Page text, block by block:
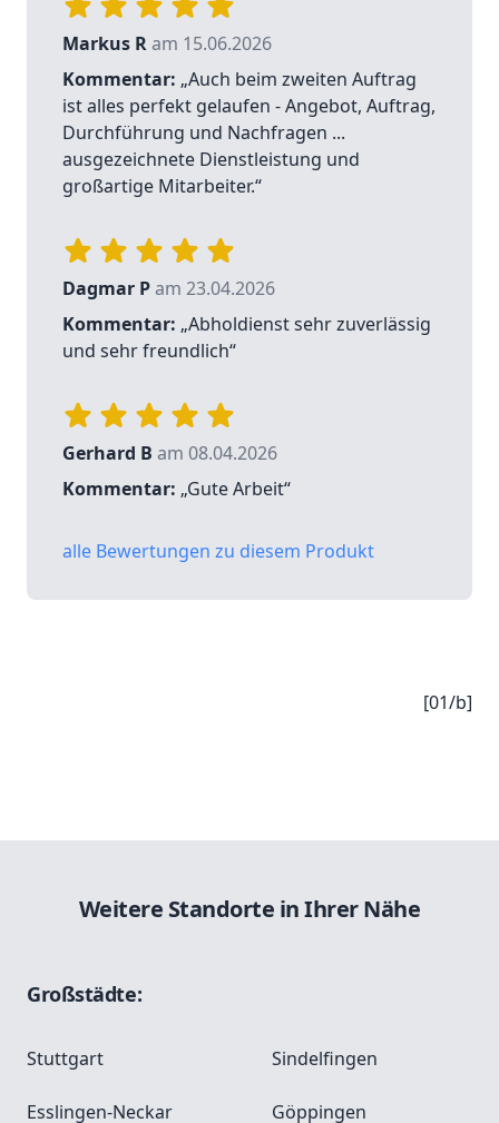
Markus Ram 15.06.2026
Kommentar: „Auch beim zweiten Auftrag
ist alles perfekt gelaufen - Angebot, Auftrag,
Durchführung und Nachfragen ...
ausgezeichnete Dienstleistung und
großartige Mitarbeiter.“
Dagmar Pam 23.04.2026
Kommentar: „Abholdienst sehr zuverlässig
und sehr freundlich“
Gerhard B am 08.04.2026
Kommentar: „Gute Arbeit“
alle Bewertungen zu diesem Produkt
[01/b]
Weitere Standorte in Ihrer Nähe
Großstädte:
Stuttgart Sindelfingen
Esslingen-Neckar Göppingen